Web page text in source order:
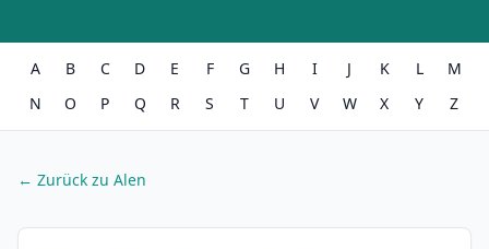
A B C D E F G H I J K L
M
N
O P Q R S T U V W X Y Z
← Zurück zu Alen